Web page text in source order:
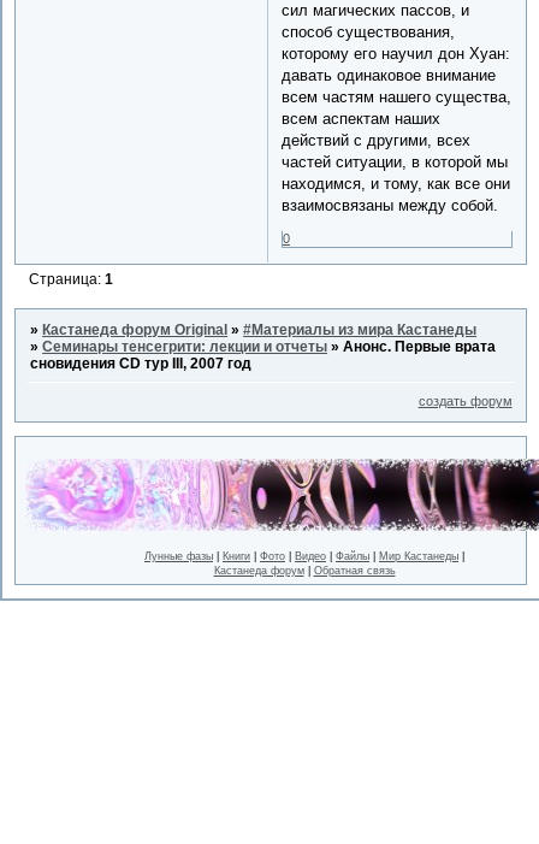
сил магических пассов, и
способ существования,
которому его научил дон Хуан:
давать одинаковое внимание
всем частям нашего существа,
всем аспектам наших
действий с другими, всех
частей ситуации, в которой мы
находимся, и тому, как все они
взаимосвязаны между собой.
0
Страница:1
»Кастанеда форум Original »#Материалы из мира Кастанеды
»Семинары тенсегрити: лекции и отчеты »Анонс. Первые врата
сновидения CD тур III, 2007 год
создать форум
Лунные фазы Книги Фото Видео Файлы Мир Кастанеды
Кастанеда форум| Обратная связь